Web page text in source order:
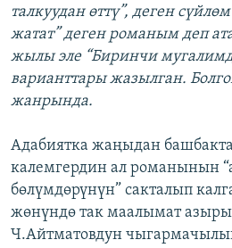
талкуудан өттү”, деген
жатат” деген романым деп
жылы эле “Биринчи
варианттары жазылган.
жанрында.
Адабиятка жаңыдан
калемгердин ал романынын
бөлүмдөрүнүн” сакталып
жөнүндө так маалымат
Ч.Айтматовдун